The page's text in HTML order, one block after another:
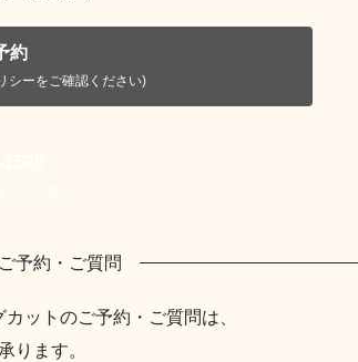
約
シーをご確認ください)
予約・ご質問
カットのご予約・ご質問は、
ります。